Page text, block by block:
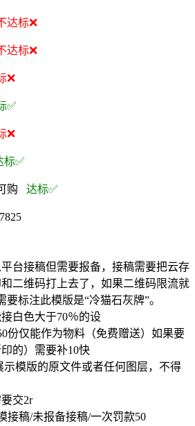
达标❌
达标❌
❌
✅
❌
标✅
购 达标✅
台接稿但需要报备，接稿需要把云存
二维码打上去了，如果二维码限流就
标注此模版是“冷猫石灰牌”。
白色大于70％的设
份仅能作为物料（免费赠送）如果要
的）需要补10快
示模版的原文件或者任何图层，不得
交2r
接稿/未报备接稿/一次罚款50